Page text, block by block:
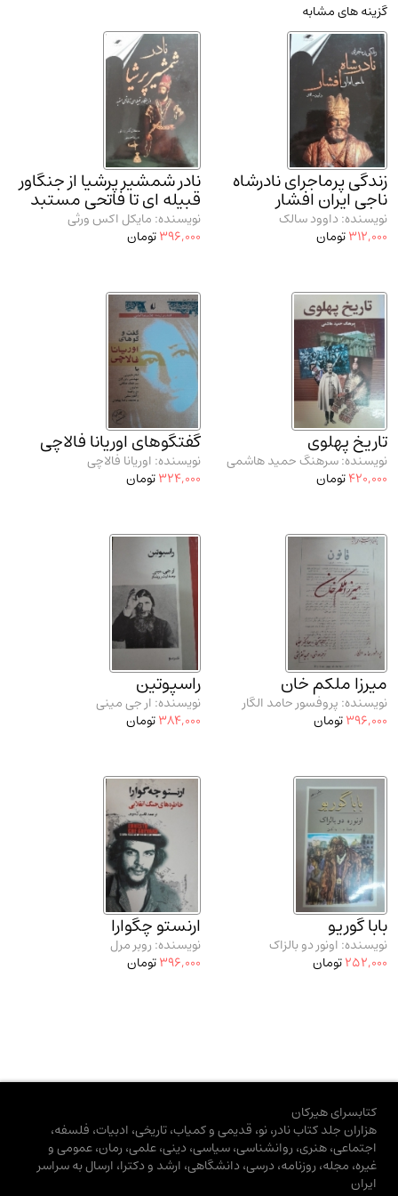
مدرسان شریف و انتشارت ارشد کتاب‌های..
دانشگاه پیامـ نور
گزینه های مشابه
زندگی پرماجرای نادرشاه
ناجی ایران افشار
نویسنده: داوود سالک
312,000تومان
نادر شمشیر پرشیا از جنگاور
قبیله ای تا فاتحی مستبد
نویسنده: مایکل اکس ورثی
396,000تومان
تاریخ پهلوی
نویسنده: سرهنگ حمید هاشمی
420,000تومان
گفتگوهای اوریانا فالاچی
نویسنده: اوریانا فالاچی
324,000تومان
میرزا ملکم خان
نویسنده: پروفسور حامد الگار
396,000تومان
راسپوتین
نویسنده: ار جی مینی
384,000تومان
بابا گوریو
نویسنده: اونور دو بالزاک
252,000تومان
ارنستو چگوارا
نویسنده: روبر مرل
396,000تومان
کتابسرای هیرکان
هزاران جلد کتاب نادر، نو، قدیمی و کمیاب، تاریخی، ادبیات، فلسفه،
اجتماعی، هنری، روانشناسی، سیاسی، دینی، علمی، رمان، عمومی و
غیره، مجله، روزنامه، درسی، دانشگاهی، ارشد و دکترا، ارسال به سراسر
ایران